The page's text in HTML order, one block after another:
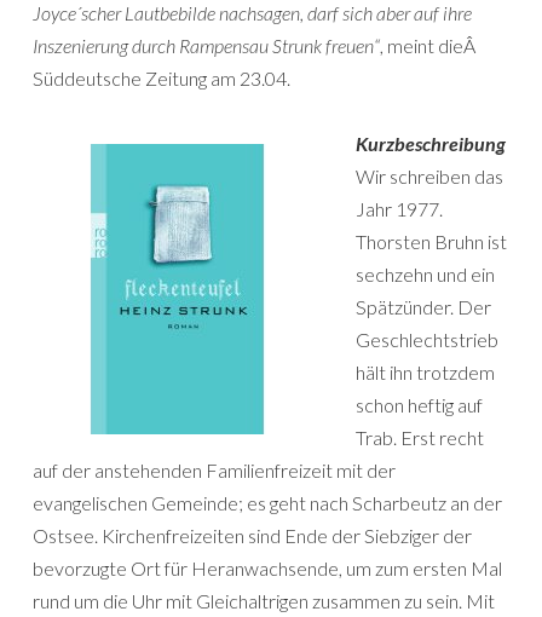
Joyce´scher Lautbebilde nachsagen, darf sich aber auf ihre
Inszenierung durch Rampensau Strunk freuen“, meint dieÂ
Süddeutsche Zeitung am 23.04.
Kurzbeschreibung
Wir schreiben das
Jahr 1977.
Thorsten Bruhn ist
sechzehn und ein
Spätzünder. Der
Geschlechtstrieb
hält ihn trotzdem
schon heftig auf
Trab. Erst recht
auf der anstehenden Familienfreizeit mit der
evangelischen Gemeinde; es geht nach Scharbeutz an der
Ostsee. Kirchenfreizeiten sind Ende der Siebziger der
bevorzugte Ort für Heranwachsende, um zum ersten Mal
rund um die Uhr mit Gleichaltrigen zusammen zu sein. Mit